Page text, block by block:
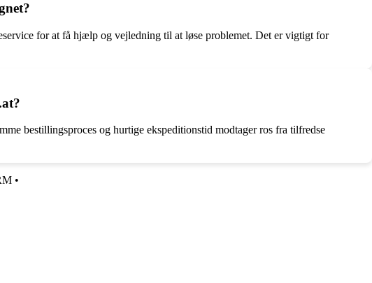
for at få hjælp og vejledning til at løse problemet. Det er vigtigt for
bestillingsproces og hurtige ekspeditionstid modtager ros fra tilfredse
•